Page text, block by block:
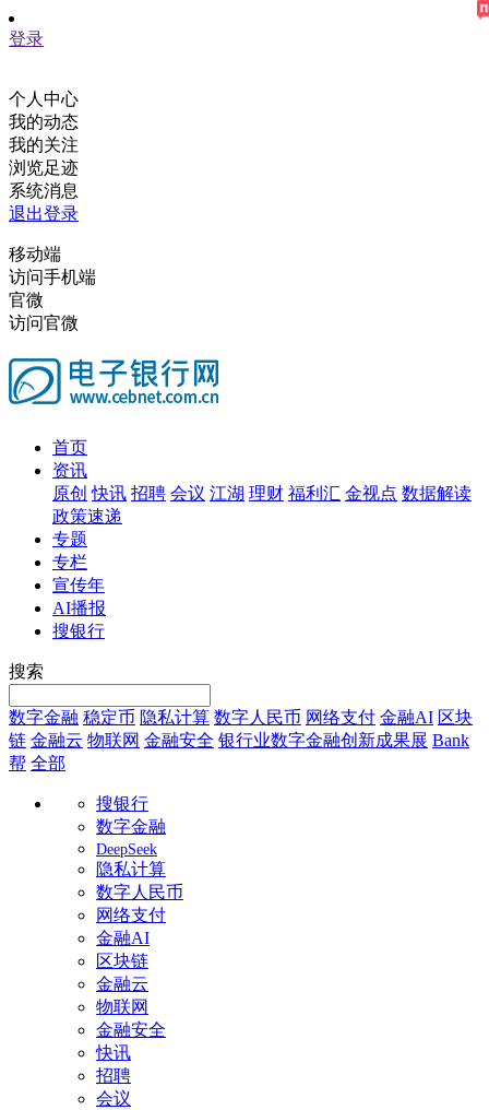
登录
个人中心
我的动态
我的关注
浏览足迹
系统消息
退出登录
移动端
访问手机端
官微
访问官微
首页
资讯
原创 快讯 招聘 会议 江湖 理财 福利汇 金视点 数据解读
政策速递
专题
专栏
宣传年
AI播报
搜银行
搜索
数字金融 稳定币 隐私计算 数字人民币 网络支付 金融AI 区块
链 金融云 物联网 金融安全 银行业数字金融创新成果展 Bank
帮 全部
搜银行
数字金融
DeepSeek
隐私计算
数字人民币
网络支付
金融AI
区块链
金融云
物联网
金融安全
快讯
招聘
会议